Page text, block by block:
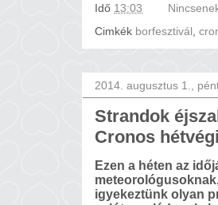
Idő 13:03
Cimkék borfesztivál
2014. augusztus 1.,
Strandok
Cronos
Ezen a héten az
igyekeztünk olyan